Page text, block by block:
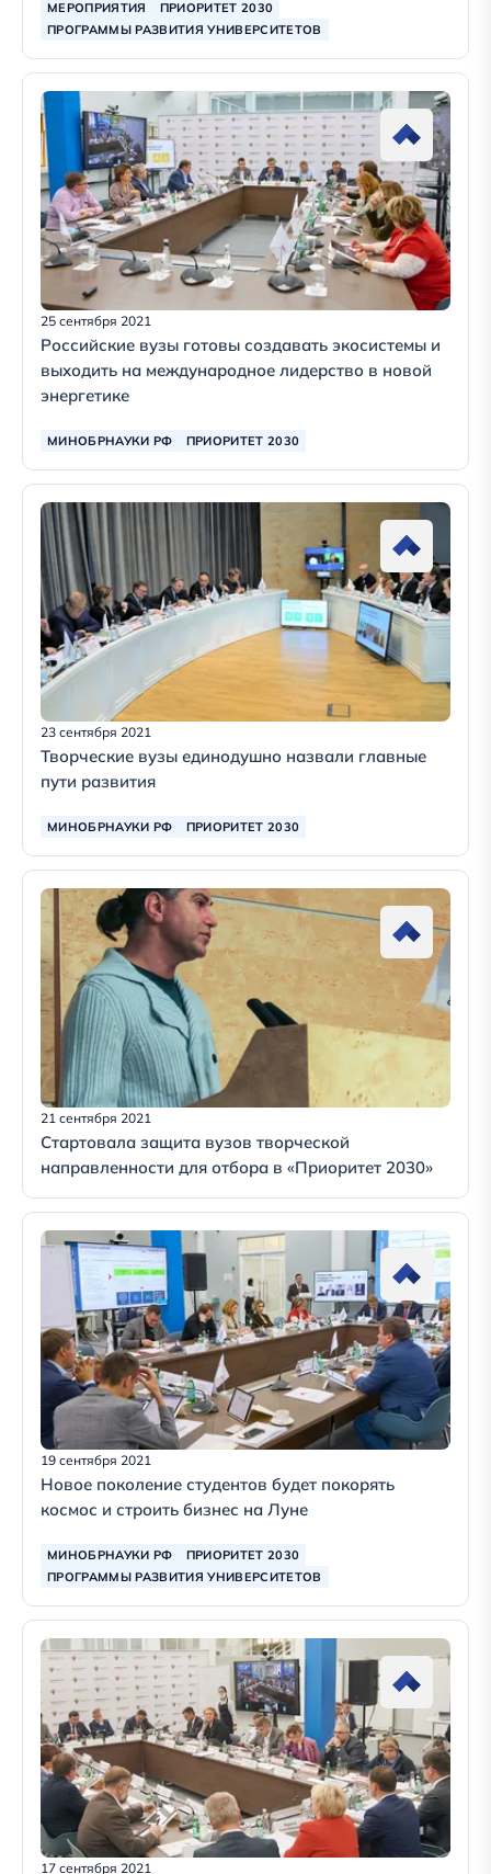
МЕРОПРИЯТИЯ
ПРИОРИТЕТ 2030
ПРОГРАММЫ РАЗВИТИЯ УНИВЕРСИТЕТОВ
25 сентября 2021
Российские вузы готовы создавать экосистемы и
выходить на международное лидерство в новой
энергетике
МИНОБРНАУКИ РФ ПРИОРИТЕТ 2030
23 сентября 2021
Творческие вузы единодушно назвали главные
пути развития
МИНОБРНАУКИ РФ ПРИОРИТЕТ 2030
21 сентября 2021
Стартовала защита вузов творческой
направленности для отбора в «Приоритет 2030»
19 сентября 2021
Новое поколение студентов будет покорять
космос и строить бизнес на Луне
МИНОБРНАУКИ РФ
ПРИОРИТЕТ 2030
ПРОГРАММЫ РАЗВИТИЯ УНИВЕРСИТЕТОВ
17 сентября 2021